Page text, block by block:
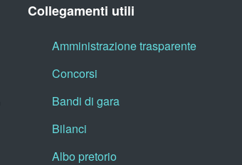
Collegamenti utili
Amministrazione trasparente
Concorsi
Bandi di gara
Bilanci
Albo pretorio